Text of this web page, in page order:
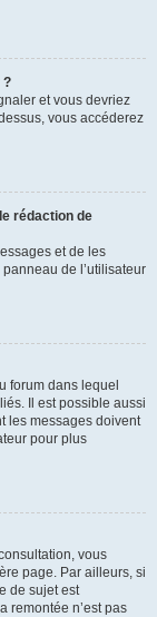
?
et vous devriez
vous accéderez
rédaction de
et de les
de l’utilisateur
forum dans lequel
Il est possible aussi
les messages doivent
pour plus
vous
page. Par ailleurs, si
de sujet est
remontée n’est pas